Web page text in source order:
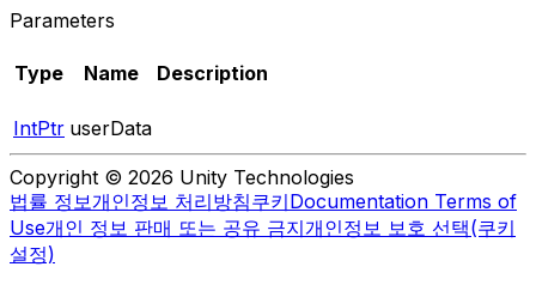
Parameters
Type Name Description
IntPtr userData
Copyright © 2026 Unity Technologies
법률 정보개인정보 처리방침쿠키Documentation Terms of
Use개인 정보 판매 또는 공유 금지개인정보 보호 선택(쿠키
설정)